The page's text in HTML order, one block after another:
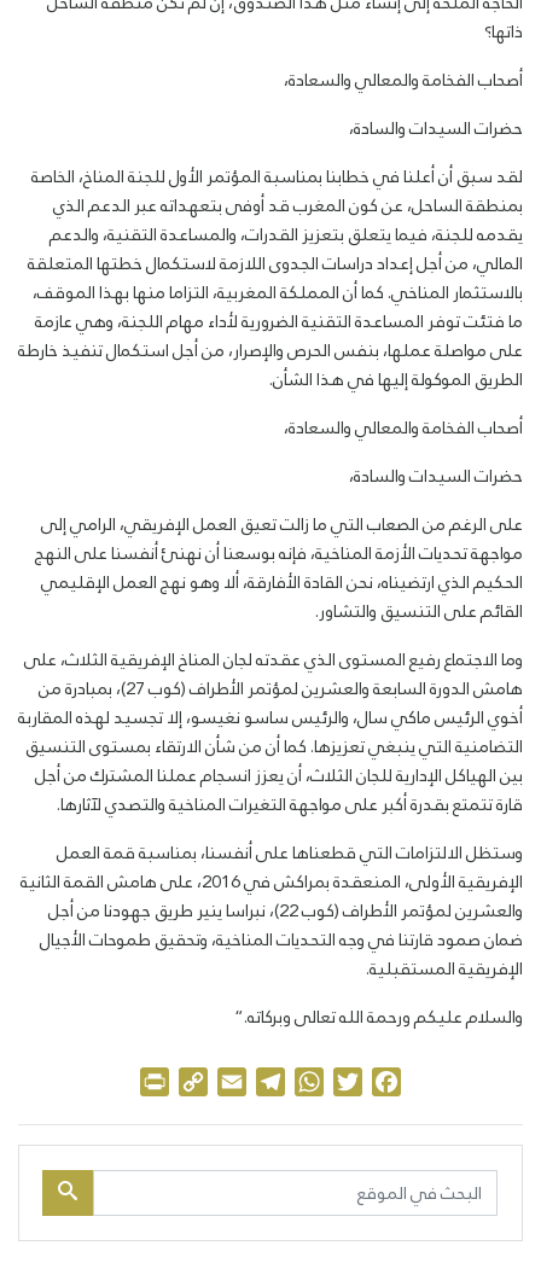
ذاتها؟
أصحاب الفخامة والمعالي والسعادة،
حضرات السيدات والسادة،
لقد سبق أن أعلنا في خطابنا بمناسبة المؤتمر الأول للجنة المناخ، الخاصة
بمنطقة الساحل، عن كون المغرب قد أوفى بتعهداته عبر الدعم الذي
يقدمه للجنة، فيما يتعلق بتعزيز القدرات، والمساعدة التقنية، والدعم
المالي، من أجل إعداد دراسات الجدوى اللازمة لاستكمال خطتها المتعلقة
بالاستثمار المناخي. كما أن المملكة المغربية، التزاما منها بهذا الموقف،
ما فتئت توفر المساعدة التقنية الضرورية لأداء مهام اللجنة، وهي عازمة
على مواصلة عملها، بنفس الحرص والإصرار، من أجل استكمال تنفيذ خارطة
الطريق الموكولة إليها في هذا الشأن.
أصحاب الفخامة والمعالي والسعادة،
حضرات السيدات والسادة،
على الرغم من الصعاب التي ما زالت تعيق العمل الإفريقي، الرامي إلى
مواجهة تحديات الأزمة المناخية، فإنه بوسعنا أن نهنئ أنفسنا على النهج
الحكيم الذي ارتضيناه، نحن القادة الأفارقة، ألا وهو نهج العمل الإقليمي
القائم على التنسيق والتشاور.
وما الاجتماع رفيع المستوى الذي عقدته لجان المناخ الإفريقية الثلاث، على
هامش الدورة السابعة والعشرين لمؤتمر الأطراف (كوب 27)، بمبادرة من
أخوي الرئيس ماكي سال، والرئيس ساسو نغيسو، إلا تجسيد لهذه المقاربة
التضامنية التي ينبغي تعزيزها. كما أن من شأن الارتقاء بمستوى التنسيق
بين الهياكل الإدارية للجان الثلاث، أن يعزز انسجام عملنا المشترك من أجل
قارة تتمتع بقدرة أكبر على مواجهة التغيرات المناخية والتصدي لآثارها.
وستظل الالتزامات التي قطعناها على أنفسنا، بمناسبة قمة العمل
الإفريقية الأولى، المنعقدة بمراكش في 2016، على هامش القمة الثانية
والعشرين لمؤتمر الأطراف (كوب 22)، نبراسا ينير طريق جهودنا من أجل
ضمان صمود قارتنا في وجه التحديات المناخية، وتحقيق طموحات الأجيال
الإفريقية المستقبلية.
والسلام عليكم ورحمة الله تعالى وبركاته“.
Facebook
Twitter
WhatsApp
Telegram
Email
Copy